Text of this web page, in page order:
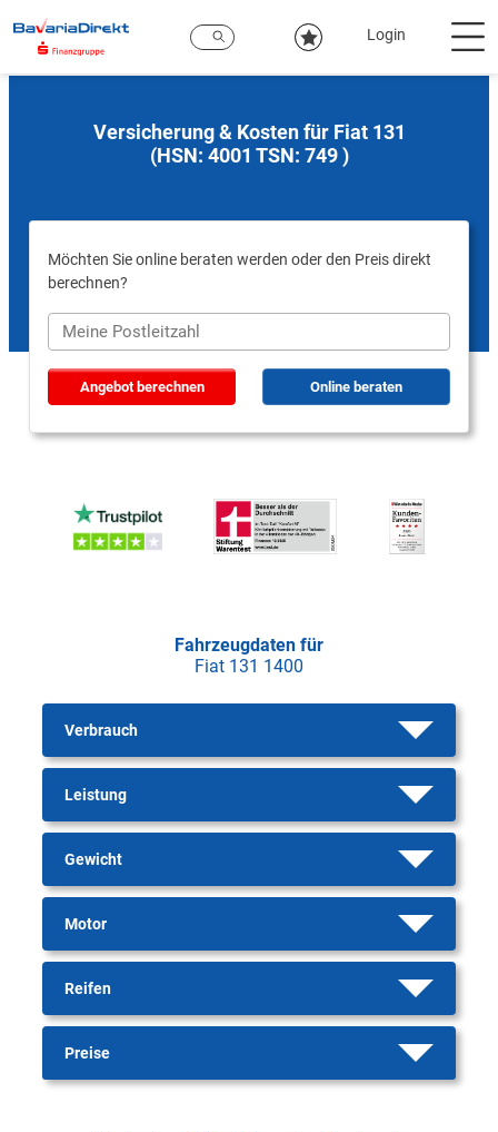
Hauptinhalt
Login
Versicherung & Kosten für Fiat 131
(HSN: 4001 TSN: 749 )
Möchten Sie online beraten werden oder den Preis direkt
berechnen?
Angebot berechnen Online beraten
Fahrzeugdaten für
Fiat 131 1400
Verbrauch
Leistung
Gewicht
Motor
Reifen
Preise